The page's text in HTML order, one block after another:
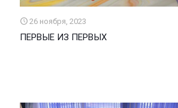
26 ноября, 2023
ПЕРВЫЕ ИЗ ПЕРВЫХ